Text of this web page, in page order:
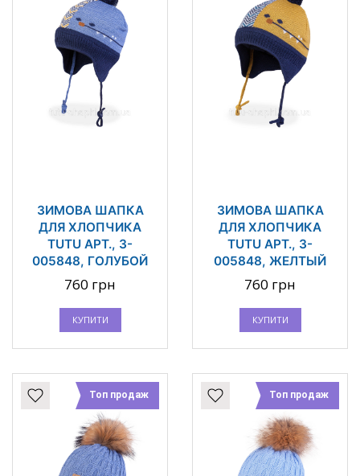
ЗИМОВА ШАПКА
ДЛЯ ХЛОПЧИКА
TUTU АРТ., 3-
005848, ГОЛУБОЙ
760 грн
КУПИТИ
ЗИМОВА ШАПКА
ДЛЯ ХЛОПЧИКА
TUTU АРТ., 3-
005848, ЖЕЛТЫЙ
760 грн
КУПИТИ
Топ продаж Топ продаж